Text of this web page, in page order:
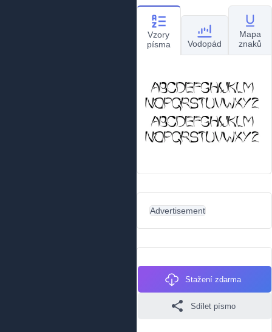
Vzory
písma
Vodopád
Mapa
znaků
Advertisement
Stažení zdarma
Sdílet písmo